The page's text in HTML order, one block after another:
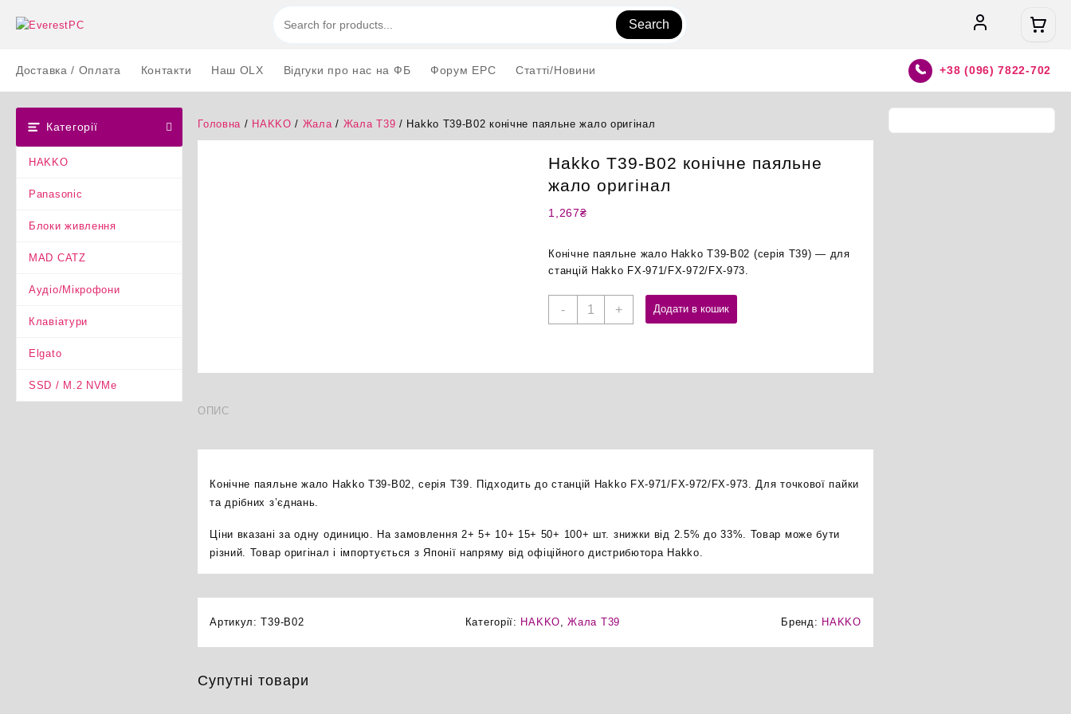
Search
Доставка / Оплата Контакти Наш OLX Відгуки про нас на ФБ Форум EPC Статті/Новини +38 (096) 7822-702
Категорії
HAKKO
Panasonic
Блоки живлення
MAD CATZ
Аудіо/Мікрофони
Клавіатури
Elgato
SSD / M.2 NVMe
Головна / HAKKO / Жала/ Жала T39 / Hakko T39-B02 конічне паяльне жало оригінал
Hakko T39-B02 конічне паяльне
жало оригінал
1,267₴
Конічне паяльне жало Hakko T39-B02 (серія T39) — для
станцій Hakko FX-971/FX-972/FX-973.
-
Hakko
паяльне
+ Додати в кошик
ОПИС
Конічне паяльне жало Hakko T39-B02, серія T39. Підходить до станцій Hakko FX-971/FX-972/FX-973. Для точкової пайки
та дрібних з’єднань.
Ціни вказані за одну одиницю. На замовлення 2+ 5+ 10+ 15+ 50+ 100+ шт. знижки від 2.5% до 33%. Товар може бути
різний. Товар оригінал і імпортується з Японії напряму від офіційного дистрибютора Hakko.
Артикул:T39-B02 Категорії: HAKKO,Жала T39 Бренд: HAKKO
Супутні товари